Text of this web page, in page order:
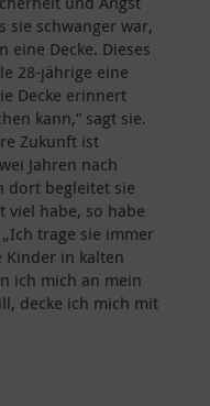
sie schwanger war,
eine Decke. Dieses
28-jährige eine
Decke erinnert
kann,“ sagt sie.
Zukunft ist
Jahren nach
dort begleitet sie
viel habe, so habe
trage sie immer
Kinder in kalten
ich mich an mein
decke ich mich mit